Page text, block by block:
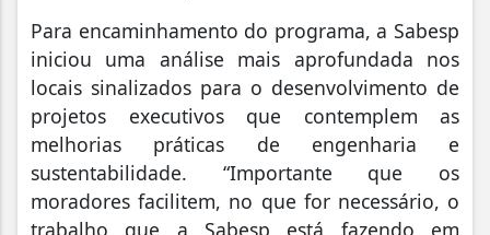
Para encaminhamento do programa, a Sabesp
iniciou uma análise mais aprofundada nos
locais sinalizados para o desenvolvimento de
projetos executivos que contemplem as
melhorias práticas de engenharia e
sustentabilidade. “Importante que os
moradores facilitem, no que for necessário, o